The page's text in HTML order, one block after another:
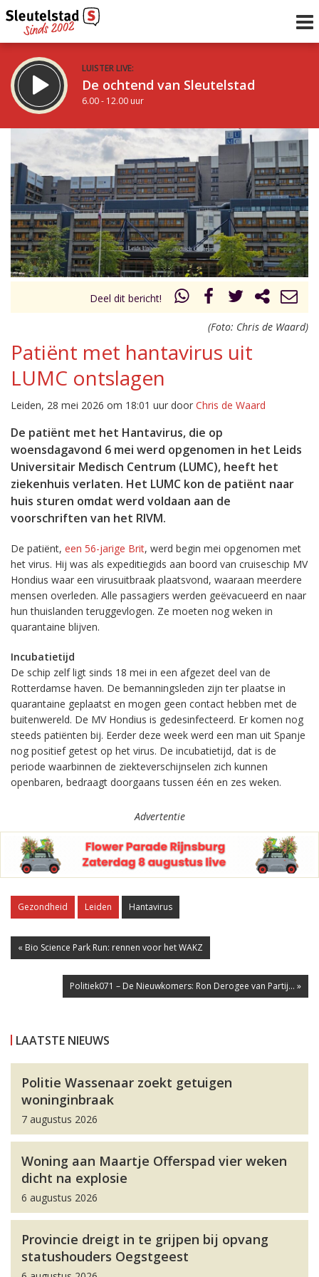
LUISTER LIVE:
De ochtend van Sleutelstad
6.00 - 12.00 uur
De middag van Sleutelstad
12.00 - 18.00 uur
Vorig uur
uur 1 van 0 Volgend uur
Inklappen
Deel dit bericht!
(Foto: Chris de Waard)
Patiënt met hantavirus uit
LUMC ontslagen
Leiden, 28 mei 2026 om 18:01 uur door Chris de Waard
De patiënt met het Hantavirus, die op
woensdagavond 6 mei werd opgenomen in het Leids
Universitair Medisch Centrum (LUMC), heeft het
ziekenhuis verlaten. Het LUMC kon de patiënt naar
huis sturen omdat werd voldaan aan de
voorschriften van het RIVM.
De patiënt, een 56-jarige Brit, werd begin mei opgenomen met
het virus. Hij was als expeditiegids aan boord van cruiseschip MV
Hondius waar een virusuitbraak plaatsvond, waaraan meerdere
mensen overleden. Alle passagiers werden geëvacueerd en naar
hun thuislanden teruggevlogen. Ze moeten nog weken in
quarantaine blijven.
Incubatietijd
De schip zelf ligt sinds 18 mei in een afgezet deel van de
Rotterdamse haven. De bemanningsleden zijn ter plaatse in
quarantaine geplaatst en mogen geen contact hebben met de
buitenwereld. De MV Hondius is gedesinfecteerd. Er komen nog
steeds patiënten bij. Eerder deze week werd een man uit Spanje
nog positief getest op het virus. De incubatietijd, dat is de
periode waarbinnen de ziekteverschijnselen zich kunnen
openbaren, bedraagt doorgaans tussen één en zes weken.
Advertentie
Gezondheid Leiden Hantavirus
« Bio Science Park Run: rennen voor het WAKZ
Politiek071 – De Nieuwkomers: Ron Derogee van Partij... »
LAATSTE NIEUWS
Politie Wassenaar zoekt getuigen
woninginbraak
7 augustus 2026
Woning aan Maartje Offerspad vier weken
dicht na explosie
6 augustus 2026
Provincie dreigt in te grijpen bij opvang
statushouders Oegstgeest